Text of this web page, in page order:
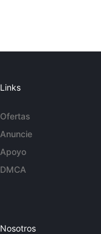
Links
Ofertas
Anuncie
Apoyo
DMCA
Nosotros